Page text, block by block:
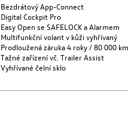
Bezdrátový App-Connect
Digital Cockpit Pro
Easy Open se SAFELOCK a Alarmem
Multifunkční volant v kůži vyhřívaný
Prodloužená záruka 4 roky / 80 000 km
Tažné zařízení vč. Trailer Assist
Vyhřívané čelní sklo